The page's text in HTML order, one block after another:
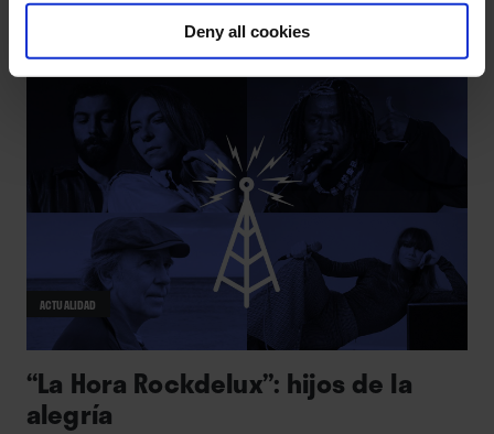
Deny all cookies
INFORMES/Por Al Sobrino→ 08.03.2023
ACTUALIDAD
“La Hora Rockdelux”: hijos de la
alegría